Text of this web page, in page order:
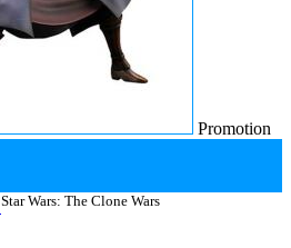
Promotion
Star Wars: The Clone Wars